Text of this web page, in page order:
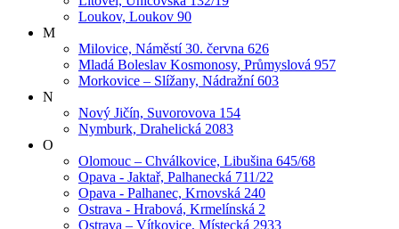
Loukov, Loukov 90
M
Milovice, Náměstí 30. června 626
Mladá Boleslav Kosmonosy, Průmyslová 957
Morkovice – Slížany, Nádražní 603
N
Nový Jičín, Suvorovova 154
Nymburk, Drahelická 2083
O
Olomouc – Chválkovice, Libušina 645/68
Opava - Jaktař, Palhanecká 711/22
Opava - Palhanec, Krnovská 240
Ostrava - Hrabová, Krmelínská 2
Ostrava – Vítkovice, Místecká 2933